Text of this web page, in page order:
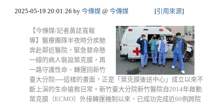
2025-05-19 20:01:26 by 今傳媒 @ 今傳媒 [引用來源]
【今傳媒/記者黃誌寬報
導】醫療團隊半夜時分疾馳
奔赴鄰近醫院，緊急替命懸
一線的病人裝設葉克膜，再
一路守護性命、轉運回新竹
臺大分院──這樣的畫面，正是「葉克膜後送中心」成立以來不
斷上演的生命搶救日常。新竹臺大分院新竹醫院自2014年啟動
葉克膜（ECMO）外接轉運機制以來，已成功完成近60例跨院